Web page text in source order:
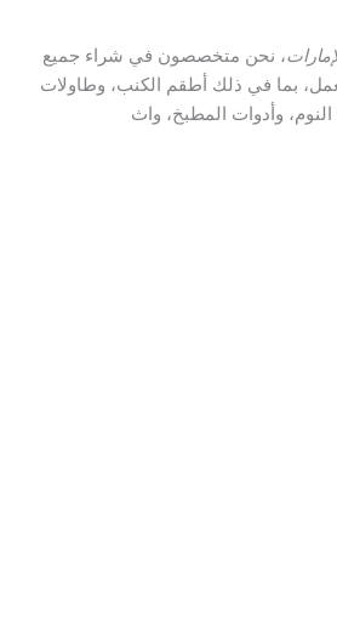
، نحن متخصصون في شراء جميع
بما في ذلك أطقم الكنب، وطاولات
وأدوات المطبخ، واث